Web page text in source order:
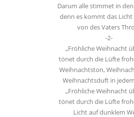
Darum alle stimmet in
denn es kommt das Licht
von des Vaters
-2-
„Fröhliche Weihnacht
tönet durch die Lüfte
Weihnachtston,
Weihnachtsduft in
„Fröhliche Weihnacht
tönet durch die Lüfte
Licht auf dunklem